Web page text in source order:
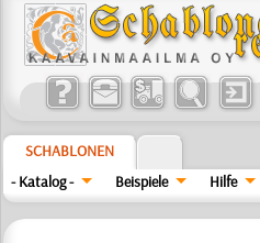
SCHABLONEN
- Katalog -
Beispiele Hilfe